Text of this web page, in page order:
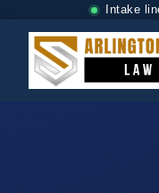
Intake